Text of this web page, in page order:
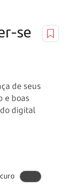
se
de seus
e boas
digital